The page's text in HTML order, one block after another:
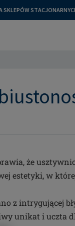
SKLEPÓW
że
estetyki, w
z intrygującej
unikat i uczta